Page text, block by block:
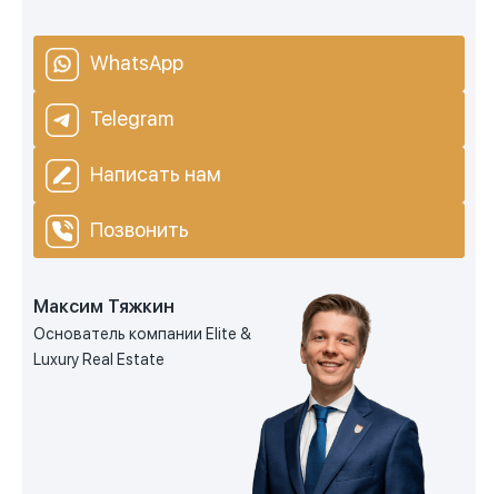
WhatsApp
Telegram
Написать нам
Позвонить
Максим Тяжкин
Основатель компании Elite &
Luxury Real Estate